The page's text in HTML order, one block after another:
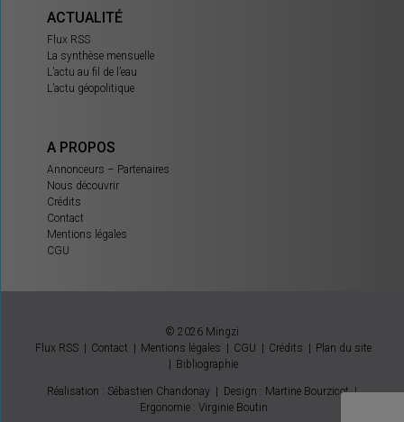
ACTUALITÉ
Flux RSS
La synthèse mensuelle
L’actu au fil de l’eau
L’actu géopolitique
A PROPOS
Annonceurs – Partenaires
Nous découvrir
Crédits
Contact
Mentions légales
CGU
© 2026 Mingzi
Flux RSS
Contact Mentions légales CGU Crédits
Plan du site
Bibliographie
Réalisation : Sébastien Chandonay | Design : Martine Bourzicot|
Ergonomie : Virginie Boutin